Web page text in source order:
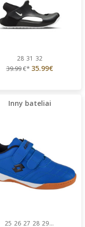
28 31 32
39.99€* 35.99€
Inny bateliai
25 26 27 28 29...